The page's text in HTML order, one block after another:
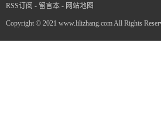
RSS订阅 - 留言本 - 网站地图
Copyright © 2021 www.lilizhang.com All Rights